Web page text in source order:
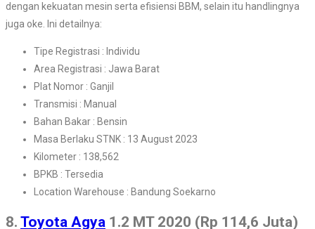
dengan kekuatan mesin serta efisiensi BBM, selain itu handlingnya
juga oke. Ini detailnya:
Tipe Registrasi : Individu
Area Registrasi : Jawa Barat
Plat Nomor : Ganjil
Transmisi : Manual
Bahan Bakar : Bensin
Masa Berlaku STNK : 13 August 2023
Kilometer : 138,562
BPKB : Tersedia
Location Warehouse : Bandung Soekarno
8. Toyota Agya 1.2 MT 2020 (Rp 114,6 Juta)